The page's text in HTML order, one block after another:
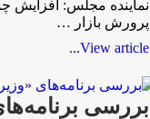
نماینده مجلس: افزایش
پرورش بازار …
View article...
بررسی